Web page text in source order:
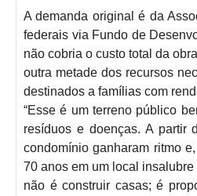
A demanda original é da
federais via Fundo de
não cobria o custo total da
outra metade dos recursos
destinados a famílias com
“Esse é um terreno público
resíduos e doenças. A partir
condomínio ganharam ritmo
70 anos em um local
não é construir casas; é